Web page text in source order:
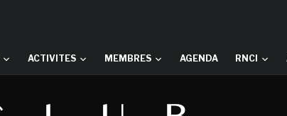
ACTIVITES MEMBRES AGENDA RNCI